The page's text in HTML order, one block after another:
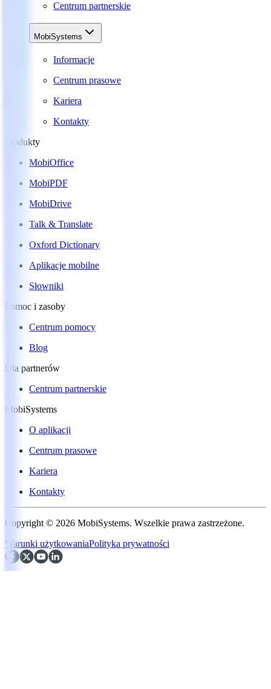
Centrum partnerskie
MobiSystems
Informacje
Centrum prasowe
Kariera
Kontakty
Produkty
MobiOffice
MobiPDF
MobiDrive
Talk & Translate
Oxford Dictionary
Aplikacje mobilne
Słowniki
Pomoc i zasoby
Centrum pomocy
Blog
Dla partnerów
Centrum partnerskie
MobiSystems
O aplikacji
Centrum prasowe
Kariera
Kontakty
Copyright © 2026 MobiSystems. Wszelkie prawa zastrzeżone.
Warunki użytkowaniaPolityka prywatności